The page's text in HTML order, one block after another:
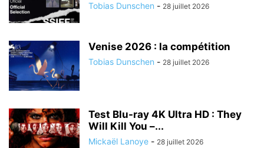
Tobias Dunschen - 28 juillet 2026
Venise 2026 : la compétition
Tobias Dunschen - 28 juillet 2026
Test Blu-ray 4K Ultra HD : They
Will Kill You –...
Mickaël Lanoye - 28 juillet 2026